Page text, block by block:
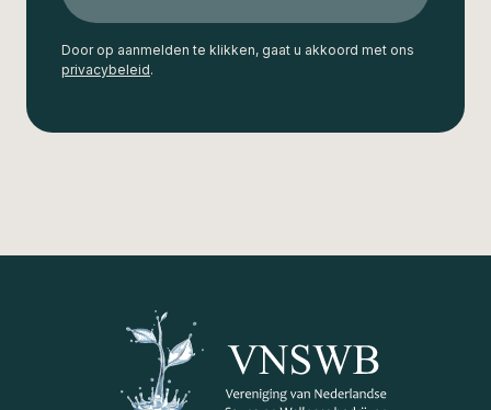
Door op aanmelden te klikken, gaat u akkoord met ons
privacybeleid.